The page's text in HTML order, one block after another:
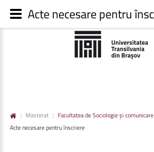
| Masterat | Facultatea de Sociologie și comunicare
Acte necesare pentru înscriere